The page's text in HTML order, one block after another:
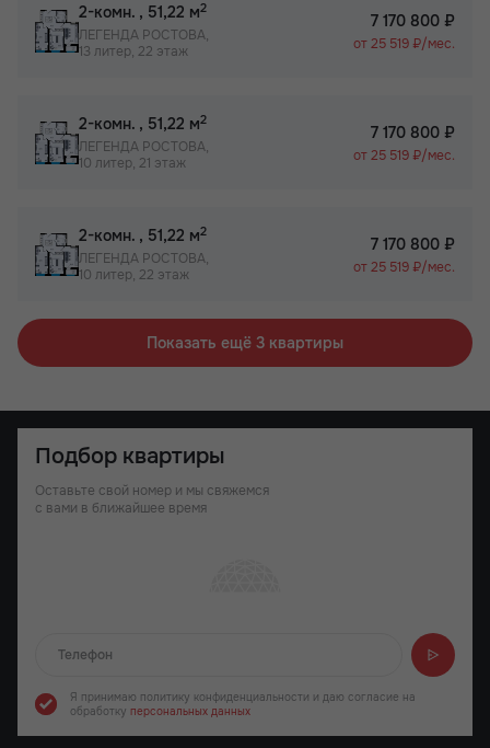
2-комн. , 51,22 м2
ЛЕГЕНДА РОСТОВА,
13 литер, 22 этаж
7 170 800 ₽
от 25 519 ₽/мес.
2-комн. , 51,22 м2
ЛЕГЕНДА РОСТОВА,
10 литер, 21 этаж
7 170 800 ₽
от 25 519 ₽/мес.
2-комн. , 51,22 м2
ЛЕГЕНДА РОСТОВА,
10 литер, 22 этаж
7 170 800 ₽
от 25 519 ₽/мес.
Показать ещё 3 квартиры
Подбор квартиры
Оставьте свой номер и мы свяжемся
с вами в ближайшее время
Я принимаю политику конфиденциальности и даю согласие на
обработку персональных данных